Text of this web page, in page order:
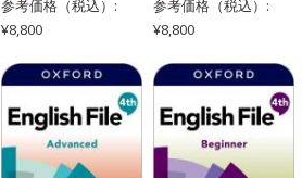
参考価格（税込）:
¥8,800
参考価格（税込）:
¥8,800